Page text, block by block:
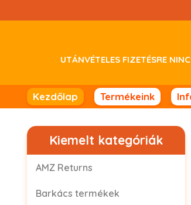
a
UTÁNVÉTELES FIZETÉSRE
Kezdőlap Termékeink
Kiemelt kategóriák
AMZ Returns
Barkács termékek